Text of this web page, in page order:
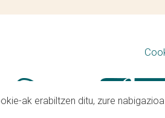
ak erabiltzen ditu, zure